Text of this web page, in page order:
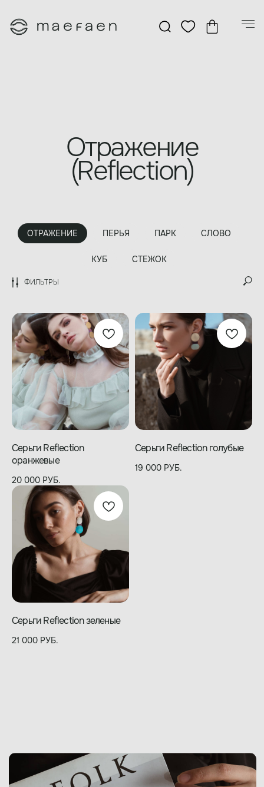
ОТРАЖЕНИЕ ПЕРЬЯ ПАРК СЛОВО
КУБ СТЕЖОК
ФИЛЬТРЫ
Серьги Reflection
оранжевые
20 000 РУБ.
Серьги Reflection голубые
19 000 РУБ.
Серьги Reflection зеленые
21 000 РУБ.